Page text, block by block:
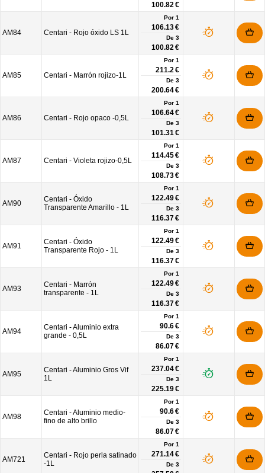
100.82 €
AM84 Centari - Rojo óxido LS 1L
Por 1
106.13 €
De 3
100.82 €
AM85 Centari - Marrón rojizo-1L
Por 1
211.2 €
De 3
200.64 €
AM86 Centari - Rojo opaco -0,5L
Por 1
106.64 €
De 3
101.31 €
AM87 Centari - Violeta rojizo-0,5L
Por 1
114.45 €
De 3
108.73 €
AM90
Centari - Óxido
Transparente Amarillo - 1L
Por 1
122.49 €
De 3
116.37 €
AM91
Centari - Óxido
Transparente Rojo - 1L
Por 1
122.49 €
De 3
116.37 €
AM93
Centari - Marrón
transparente - 1L
Por 1
122.49 €
De 3
116.37 €
AM94
Centari - Aluminio extra
grande - 0,5L
Por 1
90.6 €
De 3
86.07 €
AM95
Centari - Aluminio Gros Vif
1L
Por 1
237.04 €
De 3
225.19 €
AM98
Centari - Aluminio medio-
fino de alto brillo
Por 1
90.6 €
De 3
86.07 €
AM721
Centari - Rojo perla satinado
-1L
Por 1
271.14 €
De 3